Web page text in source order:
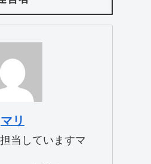
マリ
当していますマ